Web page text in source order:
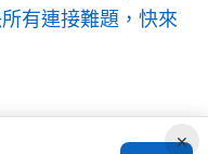
有連接難題，快來
×